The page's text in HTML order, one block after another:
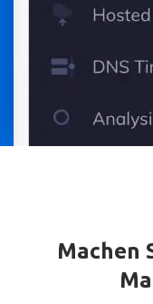
Machen